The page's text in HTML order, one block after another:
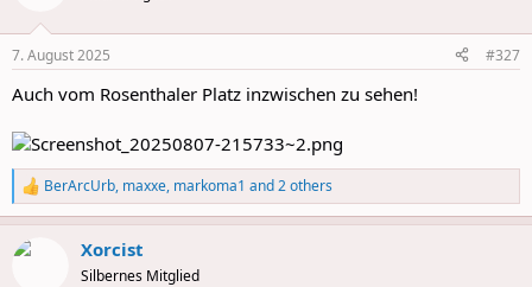
s
7. August 2025 #327
Auch vom Rosenthaler Platz inzwischen zu sehen!
R
e
a
c
BerArcUrb, maxxe, markoma1 and 2 others
Xorcist
Silbernes Mitglied